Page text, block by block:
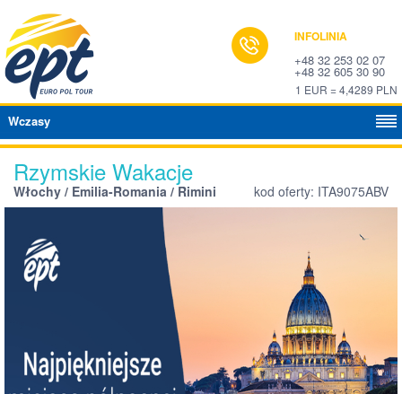
INFOLINIA
+48 32 253 02 07
+48 32 605 30 90
1 EUR = 4,4289 PLN
Wczasy
Rzymskie Wakacje
Włochy / Emilia-Romania / Rimini kod oferty: ITA9075ABV